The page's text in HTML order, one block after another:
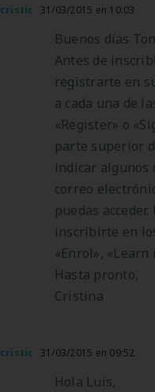
cristic 31/03/2015 en 10:03
Buenos días
Antes de
registrarte en
a cada una de
«Register» o
parte superior
indicar algunos
correo
puedas
inscribirte en
«Enrol», «Learn
Hasta pronto,
Cristina
cristic 31/03/2015 en 09:52
Hola Luis,